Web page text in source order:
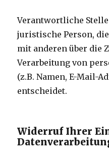
Verantwortliche
juristische Person,
mit anderen über die
Verarbeitung von
(z.B. Namen, E-Mail-
entscheidet.
Widerruf Ihrer